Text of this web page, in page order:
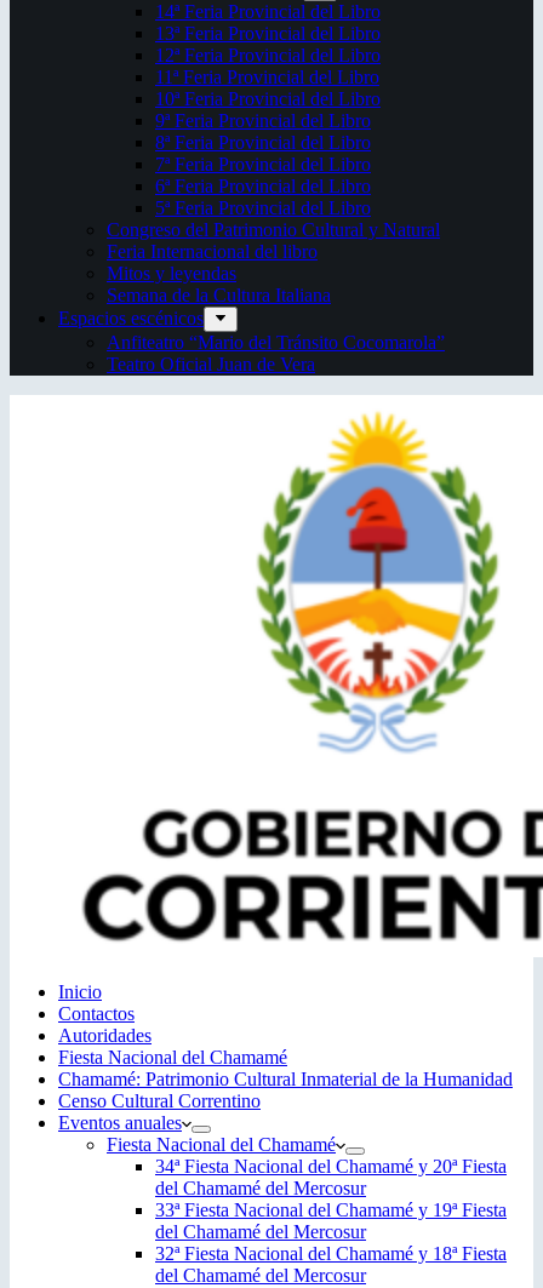
14ª Feria Provincial del Libro
13ª Feria Provincial del Libro
12ª Feria Provincial del Libro
11ª Feria Provincial del Libro
10ª Feria Provincial del Libro
9ª Feria Provincial del Libro
8ª Feria Provincial del Libro
7ª Feria Provincial del Libro
6ª Feria Provincial del Libro
5ª Feria Provincial del Libro
Congreso del Patrimonio Cultural y Natural
Feria Internacional del libro
Mitos y leyendas
Semana de la Cultura Italiana
Espacios escénicos
Anfiteatro “Mario del Tránsito Cocomarola”
Teatro Oficial Juan de Vera
Inicio
Contactos
Autoridades
Fiesta Nacional del Chamamé
Chamamé: Patrimonio Cultural Inmaterial de la Humanidad
Censo Cultural Correntino
Eventos anuales
Fiesta Nacional del Chamamé
34ª Fiesta Nacional del Chamamé y 20ª Fiesta
del Chamamé del Mercosur
33ª Fiesta Nacional del Chamamé y 19ª Fiesta
del Chamamé del Mercosur
32ª Fiesta Nacional del Chamamé y 18ª Fiesta
del Chamamé del Mercosur